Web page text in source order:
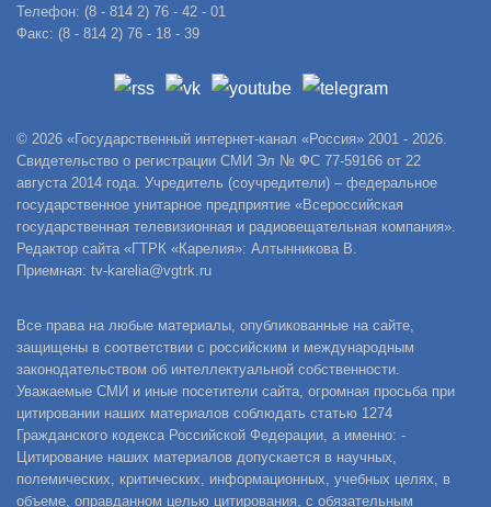
Телефон: (8 - 814 2) 76 - 42 - 01
Факс: (8 - 814 2) 76 - 18 - 39
© 2026 «Государственный интернет-канал «Россия» 2001 - 2026.
Свидетельство о регистрации СМИ Эл № ФС 77-59166 от 22
августа 2014 года. Учредитель (соучредители) – федеральное
государственное унитарное предприятие «Всероссийская
государственная телевизионная и радиовещательная компания».
Редактор сайта «ГТРК «Карелия»: Алтынникова В.
Приемная: tv-karelia@vgtrk.ru
Все права на любые материалы, опубликованные на сайте,
защищены в соответствии с российским и международным
законодательством об интеллектуальной собственности.
Уважаемые СМИ и иные посетители сайта, огромная просьба при
цитировании наших материалов соблюдать статью 1274
Гражданского кодекса Российской Федерации, а именно: -
Цитирование наших материалов допускается в научных,
полемических, критических, информационных, учебных целях, в
объеме, оправданном целью цитирования, с обязательным